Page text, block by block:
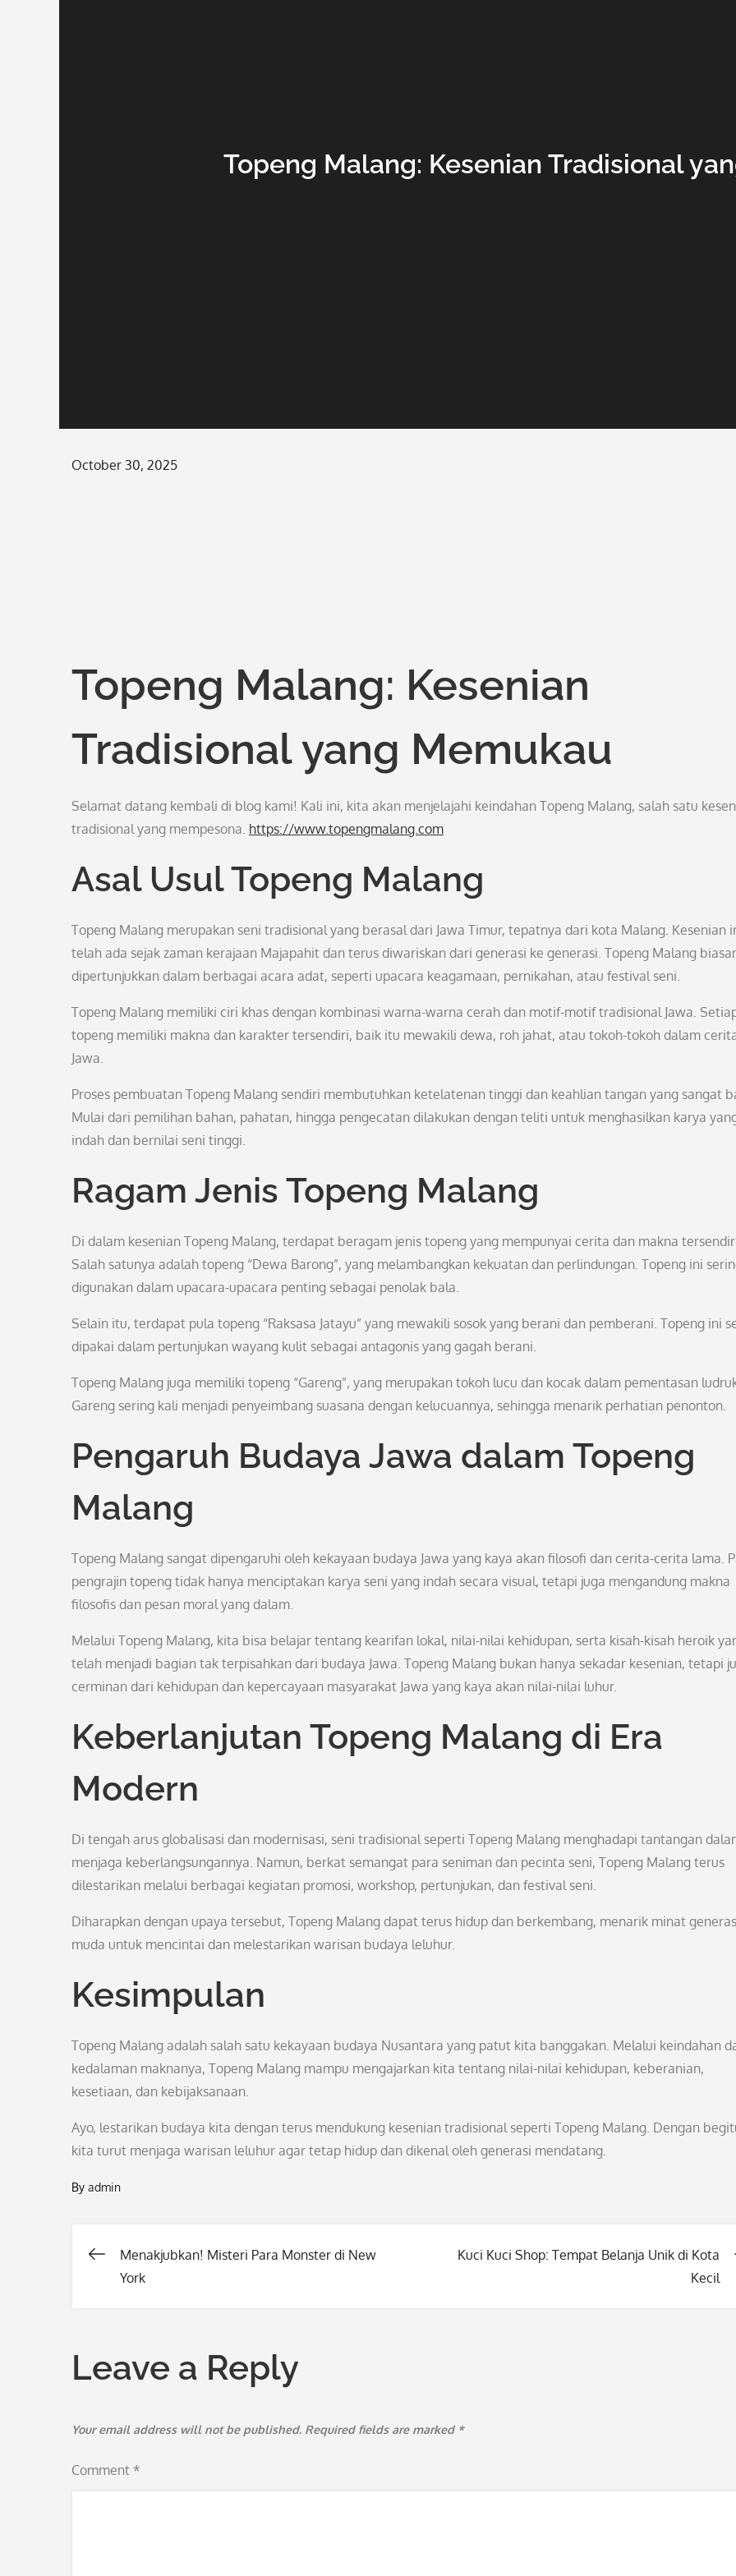
Topeng Malang: Kesenian Tradisional
Posted
October 30, 2025
Topeng Malang: Kesenian
Tradisional yang Memukau
Selamat datang kembali di blog kami! Kali ini, kita akan menjelajahi keindahan Topeng Malang, salah satu
tradisional yang mempesona. https://www.topengmalang.com
Asal Usul Topeng Malang
Topeng Malang merupakan seni tradisional yang berasal dari Jawa Timur, tepatnya dari kota Malang. Kesenian
telah ada sejak zaman kerajaan Majapahit dan terus diwariskan dari generasi ke generasi. Topeng Malang
dipertunjukkan dalam berbagai acara adat, seperti upacara keagamaan, pernikahan, atau festival seni.
Topeng Malang memiliki ciri khas dengan kombinasi warna-warna cerah dan motif-motif tradisional Jawa.
topeng memiliki makna dan karakter tersendiri, baik itu mewakili dewa, roh jahat, atau tokoh-tokoh dalam
Jawa.
Proses pembuatan Topeng Malang sendiri membutuhkan ketelatenan tinggi dan keahlian tangan yang sangat
Mulai dari pemilihan bahan, pahatan, hingga pengecatan dilakukan dengan teliti untuk menghasilkan karya
indah dan bernilai seni tinggi.
Ragam Jenis Topeng Malang
Di dalam kesenian Topeng Malang, terdapat beragam jenis topeng yang mempunyai cerita dan makna
Salah satunya adalah topeng “Dewa Barong”, yang melambangkan kekuatan dan perlindungan. Topeng ini
digunakan dalam upacara-upacara penting sebagai penolak bala.
Selain itu, terdapat pula topeng “Raksasa Jatayu” yang mewakili sosok yang berani dan pemberani. Topeng ini
dipakai dalam pertunjukan wayang kulit sebagai antagonis yang gagah berani.
Topeng Malang juga memiliki topeng “Gareng”, yang merupakan tokoh lucu dan kocak dalam pementasan
Gareng sering kali menjadi penyeimbang suasana dengan kelucuannya, sehingga menarik perhatian penonton.
Pengaruh Budaya Jawa dalam Topeng
Malang
Topeng Malang sangat dipengaruhi oleh kekayaan budaya Jawa yang kaya akan filosofi dan cerita-cerita lama.
pengrajin topeng tidak hanya menciptakan karya seni yang indah secara visual, tetapi juga mengandung makna
filosofis dan pesan moral yang dalam.
Melalui Topeng Malang, kita bisa belajar tentang kearifan lokal, nilai-nilai kehidupan, serta kisah-kisah heroik
telah menjadi bagian tak terpisahkan dari budaya Jawa. Topeng Malang bukan hanya sekadar kesenian, tetapi
cerminan dari kehidupan dan kepercayaan masyarakat Jawa yang kaya akan nilai-nilai luhur.
Keberlanjutan Topeng Malang di Era
Modern
Di tengah arus globalisasi dan modernisasi, seni tradisional seperti Topeng Malang menghadapi tantangan
menjaga keberlangsungannya. Namun, berkat semangat para seniman dan pecinta seni, Topeng Malang terus
dilestarikan melalui berbagai kegiatan promosi, workshop, pertunjukan, dan festival seni.
Diharapkan dengan upaya tersebut, Topeng Malang dapat terus hidup dan berkembang, menarik minat
muda untuk mencintai dan melestarikan warisan budaya leluhur.
Kesimpulan
Topeng Malang adalah salah satu kekayaan budaya Nusantara yang patut kita banggakan. Melalui keindahan
kedalaman maknanya, Topeng Malang mampu mengajarkan kita tentang nilai-nilai kehidupan, keberanian,
kesetiaan, dan kebijaksanaan.
Ayo, lestarikan budaya kita dengan terus mendukung kesenian tradisional seperti Topeng Malang. Dengan
kita turut menjaga warisan leluhur agar tetap hidup dan dikenal oleh generasi mendatang.
By admin
Post
Menakjubkan! Misteri Para Monster di New
York
Kuci Kuci Shop: Tempat Belanja Unik di Kota
Kecil
Leave a Reply
Your email address will not be published. Required fields are marked *
Comment *